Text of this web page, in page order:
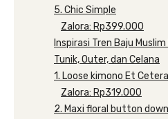
5. Chic Simple
Zalora: Rp399.000
Inspirasi Tren Baju
Tunik, Outer, dan Celana
1. Loose kimono Et
Zalora: Rp319.000
2. Maxi floral button down